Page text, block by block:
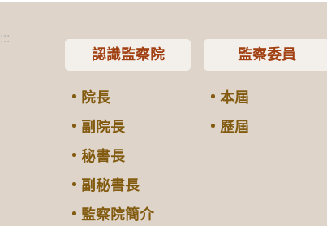
:::
認識監察院
院長
副院長
秘書長
副秘書長
監察院簡介
監察委員
本屆
歷屆